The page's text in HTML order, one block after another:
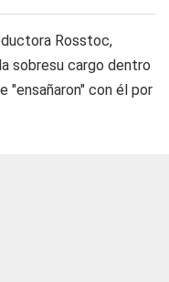
Rosstoc,
sobresu cargo dentro
"ensañaron" con él por